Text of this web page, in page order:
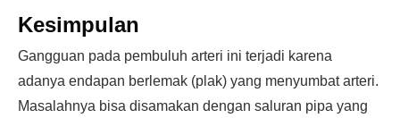
Kesimpulan
Gangguan pada pembuluh arteri ini terjadi karena
adanya endapan berlemak (plak) yang menyumbat arteri.
Masalahnya bisa disamakan dengan saluran pipa yang